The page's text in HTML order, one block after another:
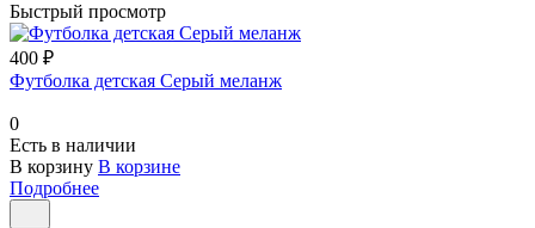
Быстрый просмотр
400 ₽
Футболка детская Серый меланж
0
Есть в наличии
В корзину В корзине
Подробнее